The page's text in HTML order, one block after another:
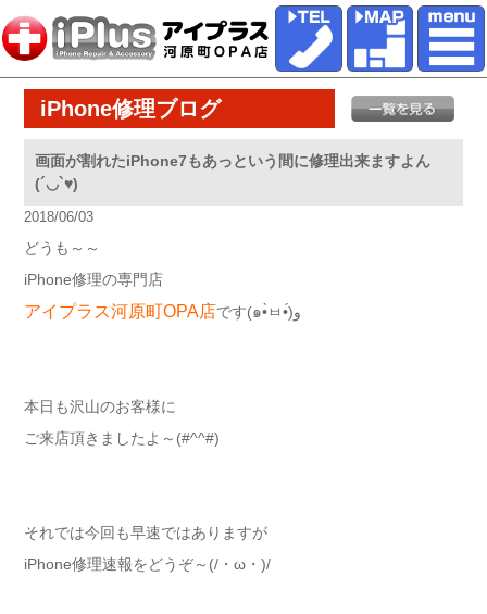
iPhone修理ブログ
画面が割れたiPhone7もあっという間に修理出来ますよん
(´◡`♥)
2018/06/03
どうも～～
iPhone修理の専門店
アイプラス河原町OPA店 です(๑•̀ㅂ•́)و
本日も沢山のお客様に
ご来店頂きましたよ～(#^^#)
それでは今回も早速ではありますが
iPhone修理速報をどうぞ～(/・ω・)/